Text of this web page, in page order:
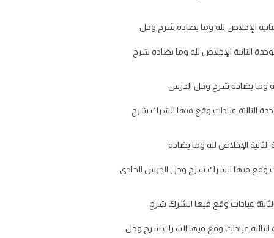
الثانية الإخلاص لله وما يضاده شرح
الثالثة عبادات وقع فيها الشرك شرح
وقع فيها الشرك شرح وحل الدرس الحادي
عبادات وقع فيها الشرك شرح وحل